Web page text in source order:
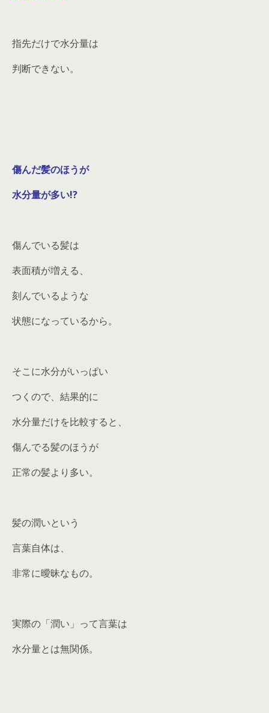
指先だけで水分量は
判断できない。
傷んだ髪のほうが
水分量が多い!?
傷んでいる髪は
表面積が増える、
刻んでいるような
状態になっているから。
そこに水分がいっぱい
つくので、結果的に
水分量だけを比較すると、
傷んでる髪のほうが
正常の髪より多い。
髪の潤いという
言葉自体は、
非常に曖昧なもの。
実際の「潤い」って言葉は
水分量とは無関係。